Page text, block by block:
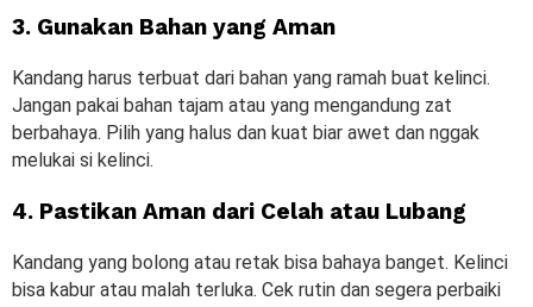
3. Gunakan Bahan yang Aman
Kandang harus terbuat dari bahan yang ramah buat kelinci.
Jangan pakai bahan tajam atau yang mengandung zat
berbahaya. Pilih yang halus dan kuat biar awet dan nggak
melukai si kelinci.
4. Pastikan Aman dari Celah atau Lubang
Kandang yang bolong atau retak bisa bahaya banget. Kelinci
bisa kabur atau malah terluka. Cek rutin dan segera perbaiki